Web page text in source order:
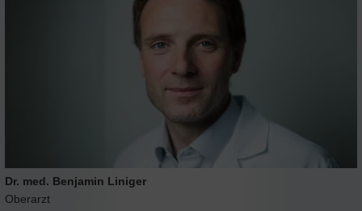
Dr. med. Benjamin Liniger
Oberarzt